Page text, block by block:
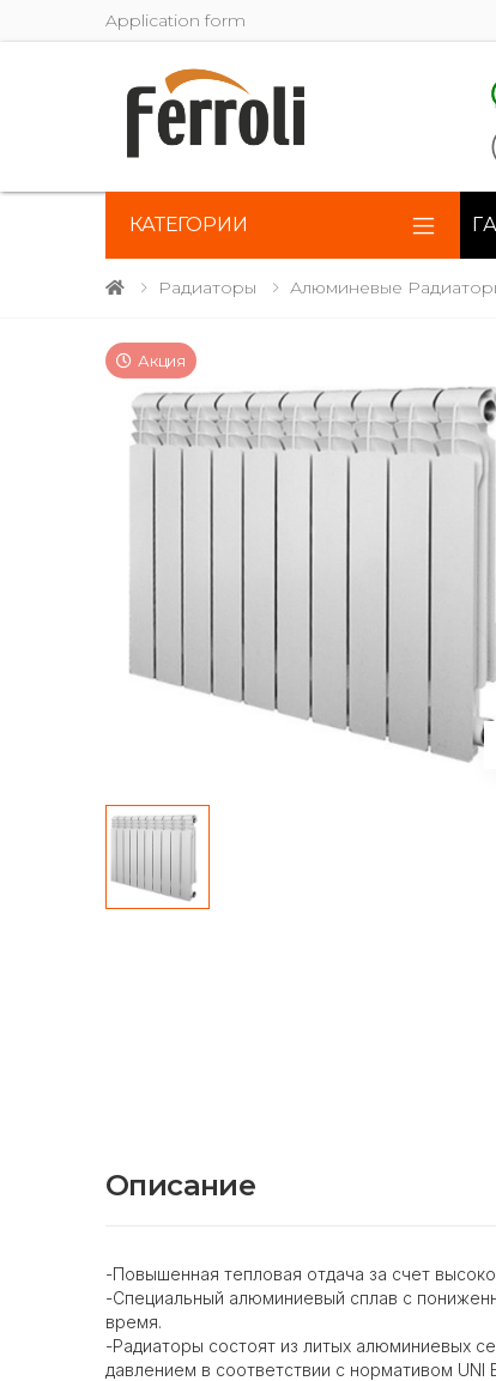
Application form
КАТЕГОРИИ
Радиаторы Алюминевые
Акция
Описание
-Повышенная тепловая отдача за счет
-Специальный алюминиевый сплав с
время.
-Радиаторы состоят из литых алюминиевых
давлением в соответствии с нормативом UNI